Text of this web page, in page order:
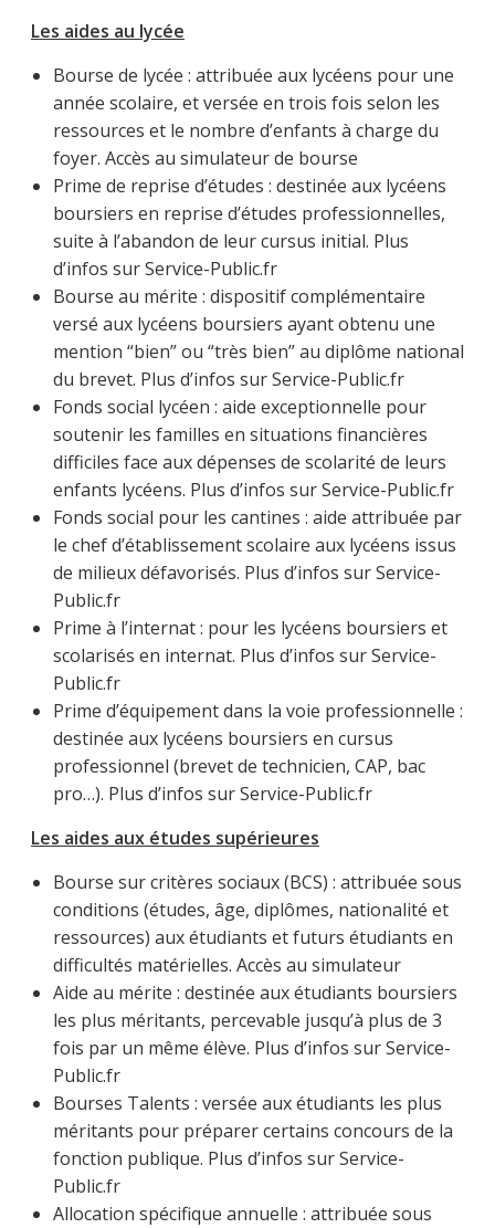
Les aides au lycée
Bourse de lycée : attribuée aux lycéens pour une
année scolaire, et versée en trois fois selon les
ressources et le nombre d’enfants à charge du
foyer. Accès au simulateur de bourse
Prime de reprise d’études : destinée aux lycéens
boursiers en reprise d’études professionnelles,
suite à l’abandon de leur cursus initial. Plus
d’infos sur Service-Public.fr
Bourse au mérite : dispositif complémentaire
versé aux lycéens boursiers ayant obtenu une
mention “bien” ou “très bien” au diplôme national
du brevet. Plus d’infos sur Service-Public.fr
Fonds social lycéen : aide exceptionnelle pour
soutenir les familles en situations financières
difficiles face aux dépenses de scolarité de leurs
enfants lycéens. Plus d’infos sur Service-Public.fr
Fonds social pour les cantines : aide attribuée par
le chef d’établissement scolaire aux lycéens issus
de milieux défavorisés. Plus d’infos sur Service-
Public.fr
Prime à l’internat : pour les lycéens boursiers et
scolarisés en internat. Plus d’infos sur Service-
Public.fr
Prime d’équipement dans la voie professionnelle :
destinée aux lycéens boursiers en cursus
professionnel (brevet de technicien, CAP, bac
pro…). Plus d’infos sur Service-Public.fr
Les aides aux études supérieures
Bourse sur critères sociaux (BCS) : attribuée sous
conditions (études, âge, diplômes, nationalité et
ressources) aux étudiants et futurs étudiants en
difficultés matérielles. Accès au simulateur
Aide au mérite : destinée aux étudiants boursiers
les plus méritants, percevable jusqu’à plus de 3
fois par un même élève. Plus d’infos sur Service-
Public.fr
Bourses Talents : versée aux étudiants les plus
méritants pour préparer certains concours de la
fonction publique. Plus d’infos sur Service-
Public.fr
Allocation spécifique annuelle : attribuée sous